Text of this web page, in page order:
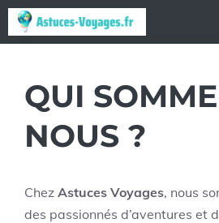
Aller
au
QUI
NOUS ?
Chez Astuces Voyages, nous
des passionnés d’aventures et